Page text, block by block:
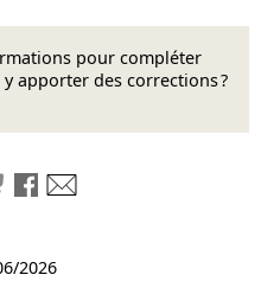
pour compléter
apporter des corrections ?
liensur LinkedIn
sur Mastodon
Partager sur Bluesky
Partager sur Facebook
2026